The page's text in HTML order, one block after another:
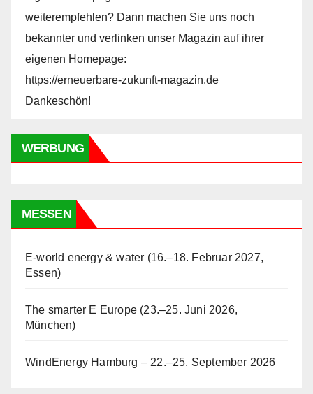
weiterempfehlen? Dann machen Sie uns noch
bekannter und verlinken unser Magazin auf ihrer
eigenen Homepage:
https://erneuerbare-zukunft-magazin.de
Dankeschön!
WERBUNG
MESSEN
E-world energy & water (16.–18. Februar 2027,
Essen)
The smarter E Europe (23.–25. Juni 2026,
München)
WindEnergy Hamburg – 22.–25. September 2026